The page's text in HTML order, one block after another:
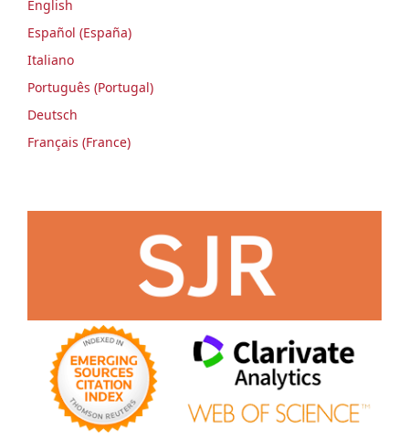
English
Español (España)
Italiano
Português (Portugal)
Deutsch
Français (France)